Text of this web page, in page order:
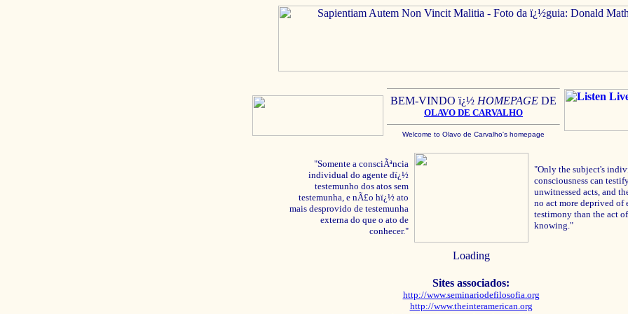
BEM-VINDO ï¿½ HOMEPAGE DE
OLAVO DE CARVALHO
Welcome to Olavo de Carvalho's homepage
"Somente a consciÃªncia
individual do agente dï¿½
testemunho dos atos sem
testemunha, e nÃ£o hï¿½ ato
mais desprovido de testemunha
externa do que o ato de
conhecer."
"Only the subject's
consciousness can
unwitnessed acts, and
no act more deprived of
testimony than the act of
knowing."
Loading
Sites associados:
http://www.seminariodefilosofia.org
http://www.theinteramerican.org